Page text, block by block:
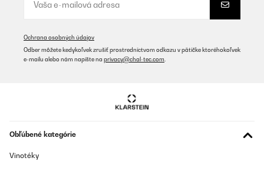
14/09/2025
Utente Amazon
Ottimo,comodissimo siamo soddisfatti
Utente Amazon
Ochrana osobných údajov
Odber môžete kedykoľvek zrušiť prostredníctvom odkazu v pätičke ktoréhokoľvek
e-mailu alebo nám napíšte na privacy@chal-tec.com
Obľúbené kategórie
Vinotéky